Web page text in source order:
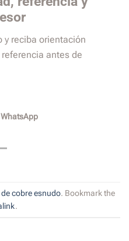
y reciba orientación
antes de
cobre esnudo. Bookmark the
.